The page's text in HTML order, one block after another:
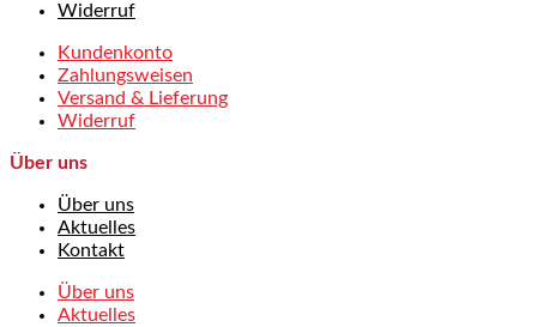
Widerruf
Kundenkonto
Zahlungsweisen
Versand & Lieferung
Widerruf
Über uns
Über uns
Aktuelles
Kontakt
Über uns
Aktuelles